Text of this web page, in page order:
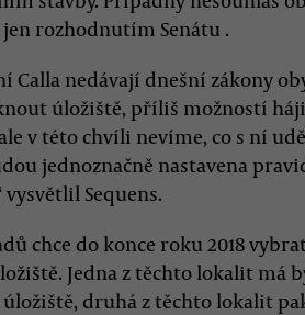
rozhodnutím Senátu .
Calla nedávají dnešní zákony
úložiště, příliš možností
v této chvíli nevíme, co s ní
jednoznačně nastavena
Sequens.
chce do konce roku 2018
Jedna z těchto lokalit má
druhá z těchto lokalit